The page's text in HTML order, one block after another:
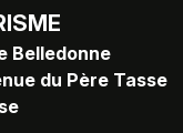
Belledonne
du Père Tasse